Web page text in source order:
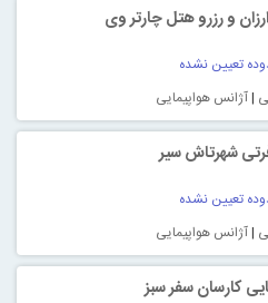
و رزرو هتل چارتر وی
تعیین نشده
|آژانس هواپیمایی
شهرتاش سیر
تعیین نشده
|آژانس هواپیمایی
کارسان سفر سبز